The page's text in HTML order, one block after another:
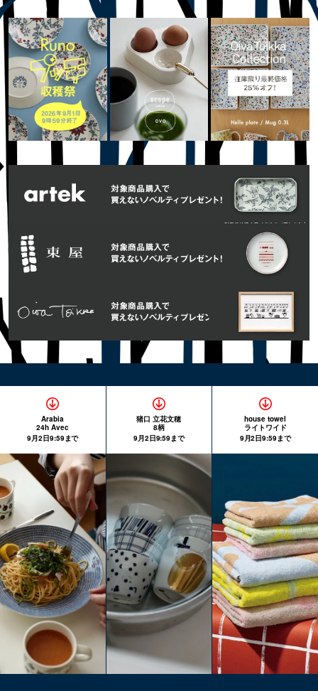
Arabia
24h Avec
9月2日9:59まで
猪口 立花文穂
8柄
9月2日9:59まで
house towel
ライトワイド
9月2日9:59まで